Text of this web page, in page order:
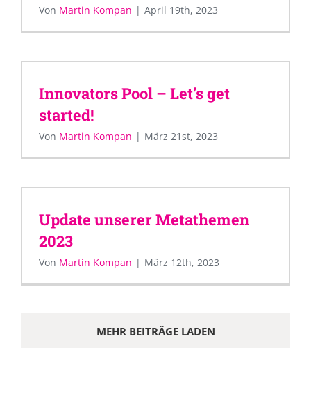
Von Martin Kompan | April 19th, 2023
Innovators Pool – Let’s get
started!
Von Martin Kompan | März 21st, 2023
Update unserer Metathemen
2023
Von Martin Kompan | März 12th, 2023
MEHR BEITRÄGE LADEN